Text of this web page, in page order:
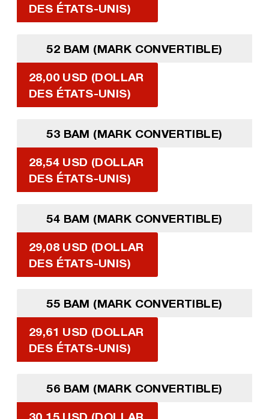
DES ÉTATS-UNIS)
52 BAM (MARK CONVERTIBLE)
28,00 USD (DOLLAR
DES ÉTATS-UNIS)
53 BAM (MARK CONVERTIBLE)
28,54 USD (DOLLAR
DES ÉTATS-UNIS)
54 BAM (MARK CONVERTIBLE)
29,08 USD (DOLLAR
DES ÉTATS-UNIS)
55 BAM (MARK CONVERTIBLE)
29,61 USD (DOLLAR
DES ÉTATS-UNIS)
56 BAM (MARK CONVERTIBLE)